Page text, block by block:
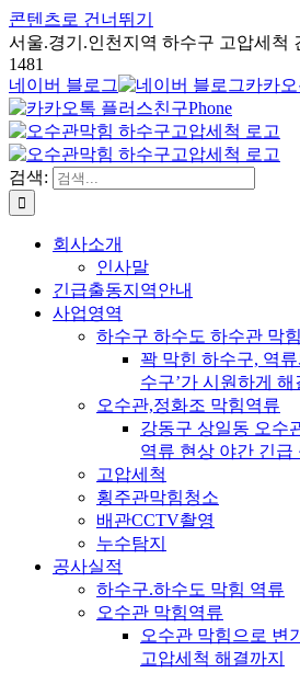
콘텐츠로 건너뛰기
서울.경기.인천지역 하수구 고압세척
1481
네이버 블로그
카카
Phone
검색:
회사소개
인사말
긴급출동지역안내
사업영역
하수구 하수도 하수관 막
꽉 막힌 하수구, 역
수구’가 시원하게
오수관,정화조 막힘역류
강동구 상일동 오수
역류 현상 야간 긴급
고압세척
횡주관막힘청소
배관CCTV촬영
누수탐지
공사실적
하수구.하수도 막힘 역류
오수관 막힘역류
오수관 막힘으로 변
고압세척 해결까지